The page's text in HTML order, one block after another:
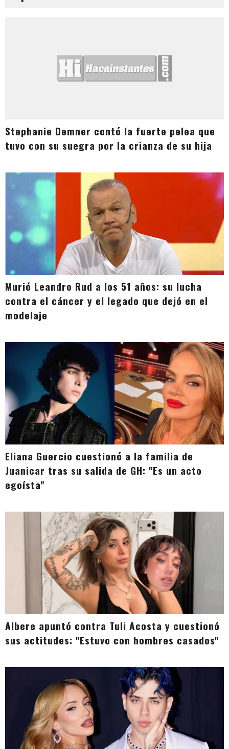
Stephanie Demner contó la fuerte pelea que
tuvo con su suegra por la crianza de su hija
Murió Leandro Rud a los 51 años: su lucha
contra el cáncer y el legado que dejó en el
modelaje
Eliana Guercio cuestionó a la familia de
Juanicar tras su salida de GH: "Es un acto
egoísta"
Albere apuntó contra Tuli Acosta y cuestionó
sus actitudes: "Estuvo con hombres casados"